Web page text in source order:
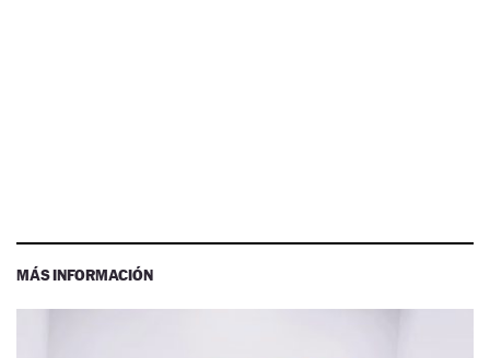
MÁS INFORMACIÓN